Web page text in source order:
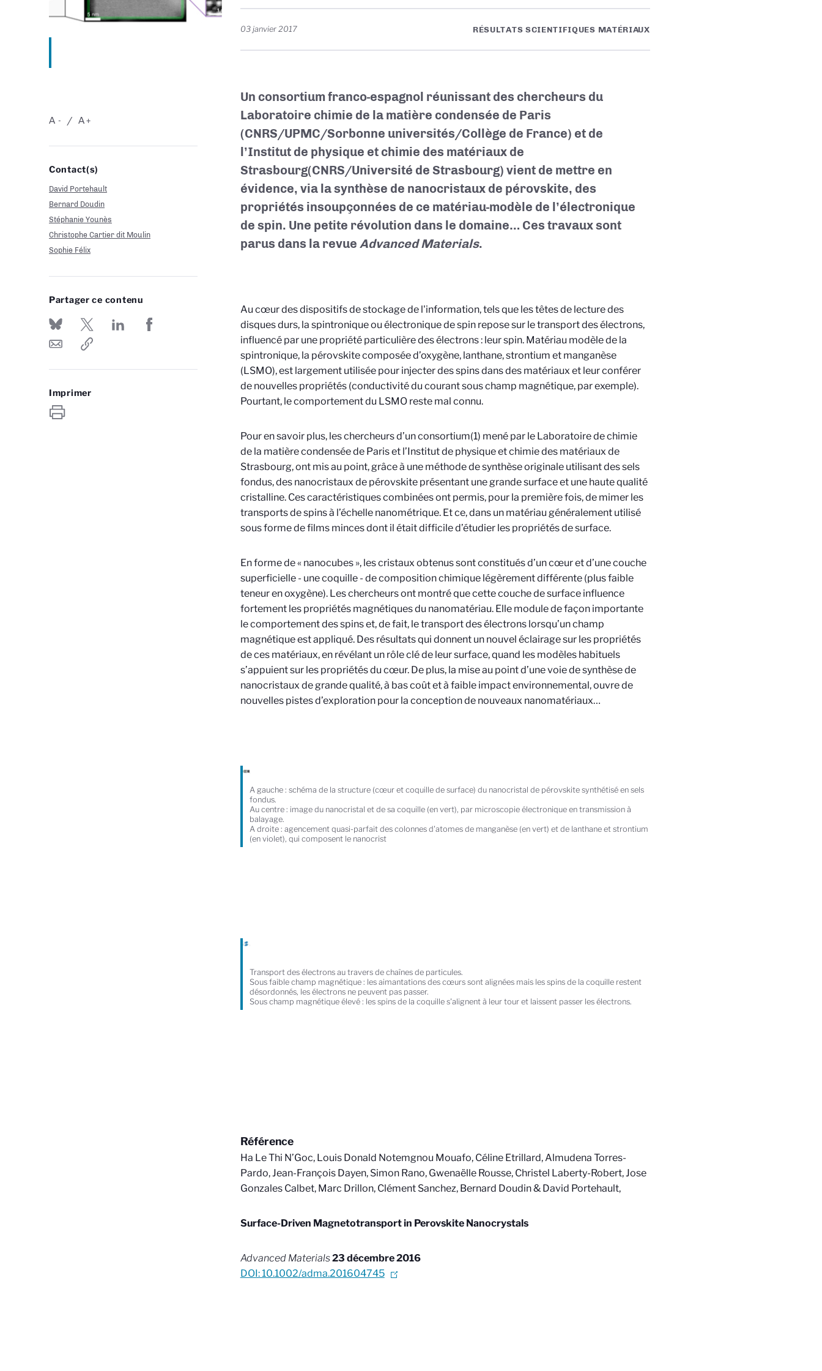
-
A +
A
Contact(s)
David Portehault
Bernard Doudin
Stéphanie Younès
Christophe Cartier dit Moulin
Sophie Félix
Partager ce contenu
Imprimer
03 janvier 2017 RÉSULTATS SCIENTIFIQUES MATÉRIAUX
Un consortium franco-espagnol réunissant des chercheurs du
Laboratoire chimie de la matière condensée de Paris
(CNRS/UPMC/Sorbonne universités/Collège de France) et de
l’Institut de physique et chimie des matériaux de
Strasbourg(CNRS/Université de Strasbourg) vient de mettre en
évidence, via la synthèse de nanocristaux de pérovskite, des
propriétés insoupçonnées de ce matériau-modèle de l’électronique
de spin. Une petite révolution dans le domaine… Ces travaux sont
parus dans la revue Advanced Materials.
Au cœur des dispositifs de stockage de l'information, tels que les têtes de lecture des
disques durs, la spintronique ou électronique de spin repose sur le transport des électrons,
influencé par une propriété particulière des électrons : leur spin. Matériau modèle de la
spintronique, la pérovskite composée d’oxygène, lanthane, strontium et manganèse
(LSMO), est largement utilisée pour injecter des spins dans des matériaux et leur conférer
de nouvelles propriétés (conductivité du courant sous champ magnétique, par exemple).
Pourtant, le comportement du LSMO reste mal connu.
Pour en savoir plus, les chercheurs d’un consortium(1) mené par le Laboratoire de chimie
de la matière condensée de Paris et l’Institut de physique et chimie des matériaux de
Strasbourg, ont mis au point, grâce à une méthode de synthèse originale utilisant des sels
fondus, des nanocristaux de pérovskite présentant une grande surface et une haute qualité
cristalline. Ces caractéristiques combinées ont permis, pour la première fois, de mimer les
transports de spins à l’échelle nanométrique. Et ce, dans un matériau généralement utilisé
sous forme de films minces dont il était difficile d’étudier les propriétés de surface.
En forme de « nanocubes », les cristaux obtenus sont constitués d’un cœur et d’une couche
superficielle - une coquille - de composition chimique légèrement différente (plus faible
teneur en oxygène). Les chercheurs ont montré que cette couche de surface influence
fortement les propriétés magnétiques du nanomatériau. Elle module de façon importante
le comportement des spins et, de fait, le transport des électrons lorsqu’un champ
magnétique est appliqué. Des résultats qui donnent un nouvel éclairage sur les propriétés
de ces matériaux, en révélant un rôle clé de leur surface, quand les modèles habituels
s’appuient sur les propriétés du cœur. De plus, la mise au point d’une voie de synthèse de
nanocristaux de grande qualité, à bas coût et à faible impact environnemental, ouvre de
nouvelles pistes d’exploration pour la conception de nouveaux nanomatériaux…
A gauche : schéma de la structure (cœur et coquille de surface) du nanocristal de pérovskite synthétisé en sels
fondus.
Au centre : image du nanocristal et de sa coquille (en vert), par microscopie électronique en transmission à
balayage.
A droite : agencement quasi-parfait des colonnes d'atomes de manganèse (en vert) et de lanthane et strontium
(en violet), qui composent le nanocrist
Transport des électrons au travers de chaînes de particules.
Sous faible champ magnétique : les aimantations des cœurs sont alignées mais les spins de la coquille restent
désordonnés, les électrons ne peuvent pas passer.
Sous champ magnétique élevé : les spins de la coquille s'alignent à leur tour et laissent passer les électrons.
Référence
Ha Le Thi N’Goc, Louis Donald Notemgnou Mouafo, Céline Etrillard, Almudena Torres-
Pardo, Jean-François Dayen, Simon Rano, Gwenaëlle Rousse, Christel Laberty-Robert, Jose
Gonzales Calbet, Marc Drillon, Clément Sanchez, Bernard Doudin & David Portehault,
Surface-Driven Magnetotransport in Perovskite Nanocrystals
Advanced Materials23 décembre 2016
DOI: 10.1002/adma.201604745